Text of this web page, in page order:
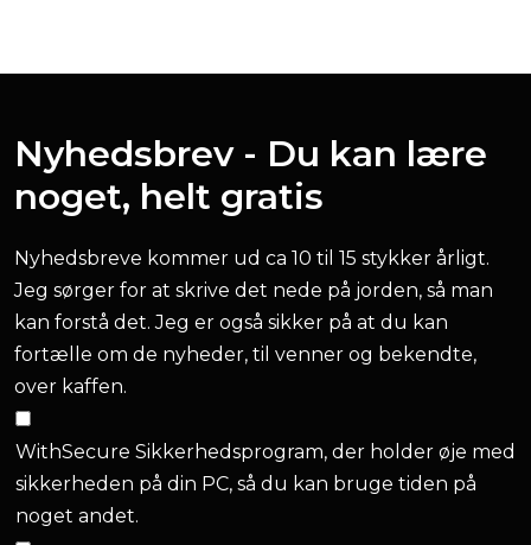
Nyhedsbrev - Du kan lære
noget, helt gratis
Nyhedsbreve kommer ud ca 10 til 15 stykker årligt.
Jeg sørger for at skrive det nede på jorden, så man
kan forstå det. Jeg er også sikker på at du kan
fortælle om de nyheder, til venner og bekendte,
over kaffen.
WithSecure Sikkerhedsprogram, der holder øje med
sikkerheden på din PC, så du kan bruge tiden på
noget andet.